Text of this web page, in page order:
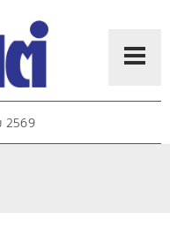
2569